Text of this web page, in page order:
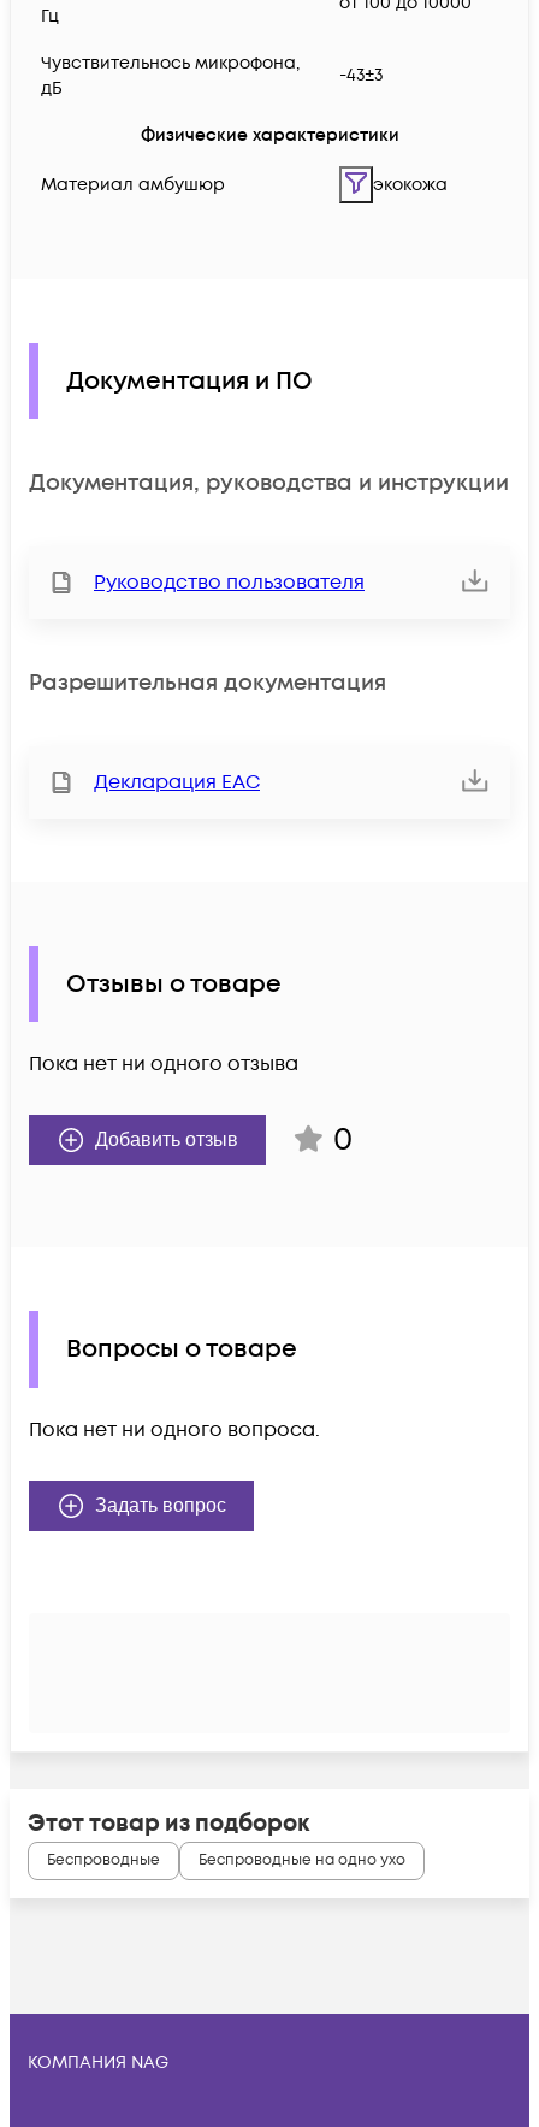
Гц
Чувствительнось микрофона,
дБ
-43±3
Физические характеристики
Материал амбушюр экокожа
Документация и ПО
Документация, руководства и инструкции
Руководство пользователя
Разрешительная документация
Декларация ЕАС
Отзывы о товаре
Пока нет ни одного отзыва
Добавить отзыв 0
Вопросы о товаре
Пока нет ни одного вопроса.
Задать вопрос
Этот товар из подборок
Беспроводные Беспроводные на одно ухо
КОМПАНИЯ NAG